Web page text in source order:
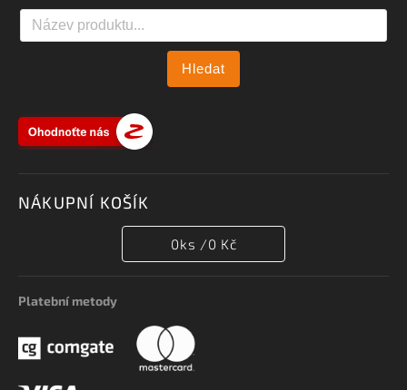
Hledat
NÁKUPNÍ KOŠÍK
0ks /0 Kč
Platební metody